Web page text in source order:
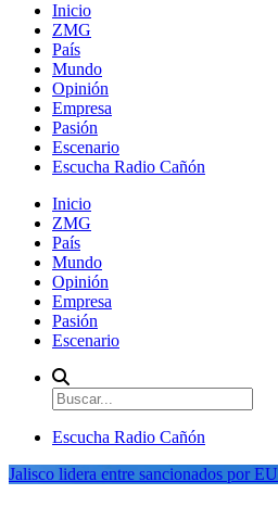
Inicio
ZMG
País
Mundo
Opinión
Empresa
Pasión
Escenario
Escucha Radio Cañón
Inicio
ZMG
País
Mundo
Opinión
Empresa
Pasión
Escenario
Escucha Radio Cañón
Jalisco lidera entre sancionados por EU